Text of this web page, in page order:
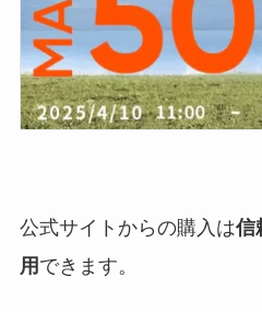
公式サイトからの購入は信
用 できます。